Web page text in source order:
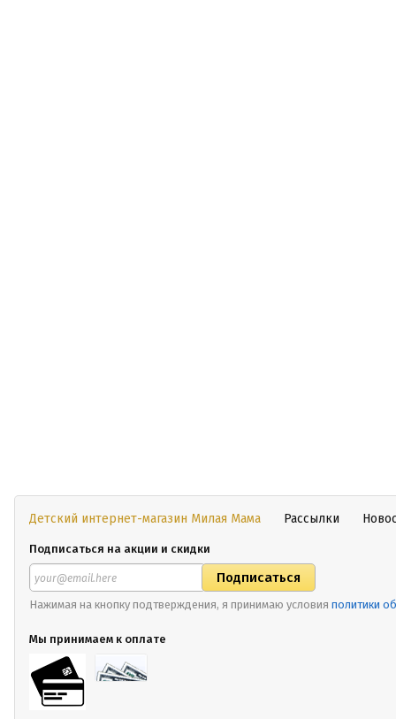
Детский интернет-магазин Милая Мама Рассылки
Подписаться на акции и скидки
Нажимая на кнопку подтверждения, я принимаю условия политики
Мы принимаем к оплате